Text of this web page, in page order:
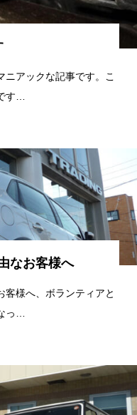
アックな記事です。こ
す…
なお客様へ
客様へ、ボランティアと
っ…